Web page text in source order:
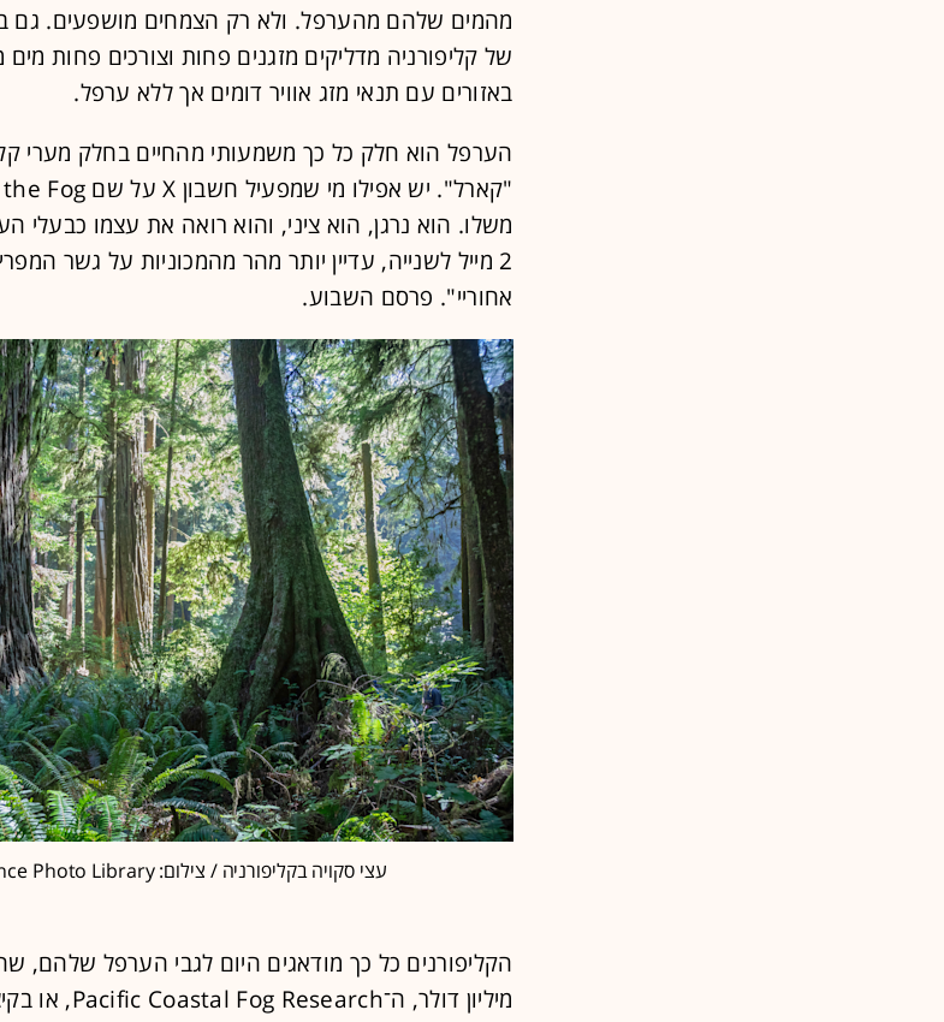
מהמים שלהם מהערפל. ולא רק הצמחים מושפעים. גם
של קליפורניה מדליקים מזגנים פחות וצורכים פחות
באזורים עם תנאי מזג אוויר דומים אך ללא ערפל.
הערפל הוא חלק כל כך משמעותי מהחיים בחלק מערי
משלו. הוא נרגן, הוא ציני, והוא רואה את עצמו כבעלי
2 מייל לשנייה, עדיין יותר מהר מהמכוניות על גשר
אחוריי". פרסם השבוע.
עצי סקויה בקליפורניה / צילום: Reuters, Science Photo Library